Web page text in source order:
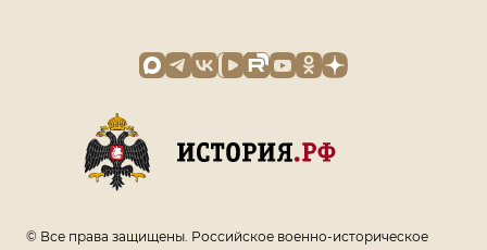
© Все права защищены. Российское военно-историческое